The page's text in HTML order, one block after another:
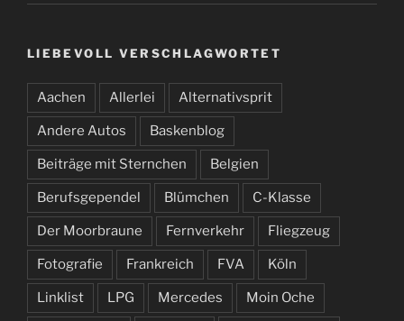
LIEBEVOLL VERSCHLAGWORTET
Aachen Allerlei Alternativsprit
Andere Autos Baskenblog
Beiträge mit Sternchen Belgien
Berufsgependel Blümchen C-Klasse
Der Moorbraune Fernverkehr Fliegzeug
Fotografie Frankreich FVA Köln
Linklist LPG Mercedes Moin Oche